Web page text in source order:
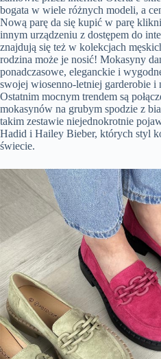
bogata w wiele różnych modeli, a
Nową parę da się kupić w parę
innym urządzeniu z dostępem do
znajdują się też w kolekcjach
rodzina może je nosić! Mokasyny
ponadczasowe, eleganckie i
swojej wiosenno-letniej garderobie i
Ostatnim mocnym trendem są
mokasynów na grubym spodzie z
takim zestawie niejednokrotnie
Hadid i Hailey Bieber, których styl
świecie.